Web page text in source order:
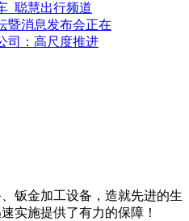
_聪慧出行频道
暨消息发布会正在
司：高尺度推进
钣金加工设备，造就先进的生
实施提供了有力的保障！